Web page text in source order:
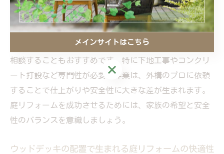
り、多くの家庭で長期にわたって快適な空間づくりに役
立っています。
失敗を防ぐためには、DIYに挑戦する前にプロショップに
相談することもおすすめです。特に下地工事やコンクリ
ート打設など専門性が必要な作業は、外構のプロに依頼
することで仕上がりや安全性に大きな差が生まれます。
庭リフォームを成功させるためには、家族の希望と安全
性のバランスを意識しましょう。
ウッドデッキの配置で生まれる庭リフォームの快適性
メインサイトはこちら
メインサイトはこちら